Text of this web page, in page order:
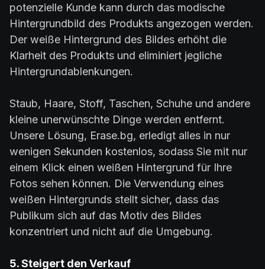
potenzielle Kunde kann durch das modische
Hintergrundbild des Produkts angezogen werden.
Der weiße Hintergrund des Bildes erhöht die
Klarheit des Produkts und eliminiert jegliche
Hintergrundablenkungen.
Staub, Haare, Stoff, Taschen, Schuhe und andere
kleine unerwünschte Dinge werden entfernt.
Unsere Lösung, Erase.bg, erledigt alles in nur
wenigen Sekunden kostenlos, sodass Sie mit nur
einem Klick einen weißen Hintergrund für Ihre
Fotos sehen können. Die Verwendung eines
weißen Hintergrunds stellt sicher, dass das
Publikum sich auf das Motiv des Bildes
konzentriert und nicht auf die Umgebung.
5. Steigert den Verkauf